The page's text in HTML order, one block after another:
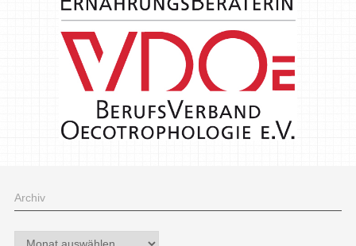
Archiv
Archiv